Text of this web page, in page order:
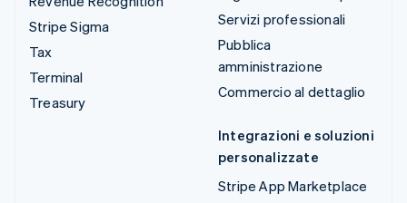
Stripe Sigma
Tax
Terminal
Treasury
Servizi professionali
Pubblica
amministrazione
Commercio al dettaglio
Integrazioni e soluzioni
personalizzate
Stripe App Marketplace